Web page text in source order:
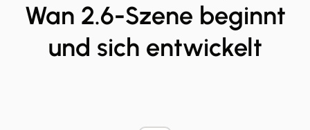
Wan 2.6-Szene beginnt
und sich entwickelt